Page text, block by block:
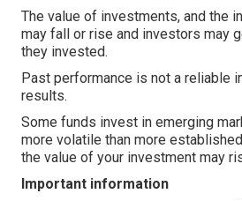
The value of investments, and the
may fall or rise and investors may
they invested.
Past performance is not a reliable
results.
Some funds invest in emerging
more volatile than more
the value of your investment may
Important information